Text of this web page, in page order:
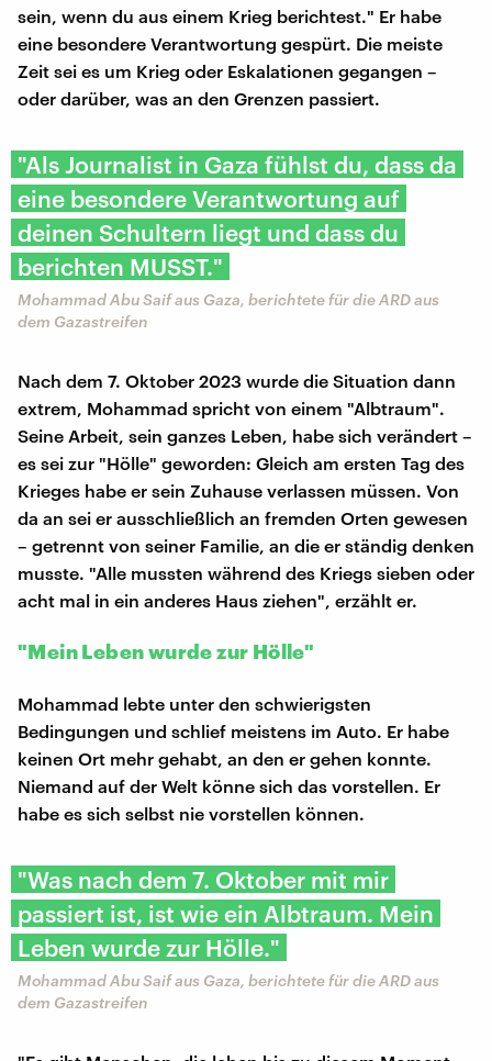
sein, wenn du aus einem Krieg berichtest." Er habe
eine besondere Verantwortung gespürt. Die meiste
Zeit sei es um Krieg oder Eskalationen gegangen –
oder darüber, was an den Grenzen passiert.
"Als Journalist in Gaza fühlst du, dass da
eine besondere Verantwortung auf
deinen Schultern liegt und dass du
berichten MUSST."
Mohammad Abu Saif aus Gaza, berichtete für die ARD aus
dem Gazastreifen
Nach dem 7. Oktober 2023 wurde die Situation dann
extrem, Mohammad spricht von einem "Albtraum".
Seine Arbeit, sein ganzes Leben, habe sich verändert –
es sei zur "Hölle" geworden: Gleich am ersten Tag des
Krieges habe er sein Zuhause verlassen müssen. Von
da an sei er ausschließlich an fremden Orten gewesen
– getrennt von seiner Familie, an die er ständig denken
musste. "Alle mussten während des Kriegs sieben oder
acht mal in ein anderes Haus ziehen", erzählt er.
"Mein Leben wurde zur Hölle"
Mohammad lebte unter den schwierigsten
Bedingungen und schlief meistens im Auto. Er habe
keinen Ort mehr gehabt, an den er gehen konnte.
Niemand auf der Welt könne sich das vorstellen. Er
habe es sich selbst nie vorstellen können.
"Was nach dem 7. Oktober mit mir
passiert ist, ist wie ein Albtraum. Mein
Leben wurde zur Hölle."
Mohammad Abu Saif aus Gaza, berichtete für die ARD aus
dem Gazastreifen